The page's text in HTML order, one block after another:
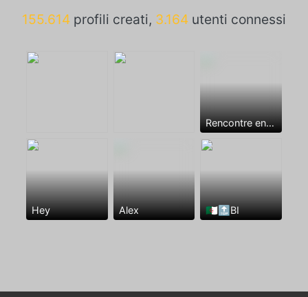
155.614 profili creati, 3.164 utenti connessi
Rencontre entre mecs
Hey Alex 🇩🇿🔝BI